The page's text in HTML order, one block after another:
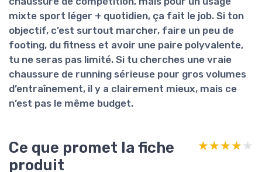
mixte sport léger + quotidien, ça fait le job. Si ton
objectif, c’est surtout marcher, faire un peu de
footing, du fitness et avoir une paire polyvalente,
tu ne seras pas limité. Si tu cherches une vraie
chaussure de running sérieuse pour gros volumes
d’entraînement, il y a clairement mieux, mais ce
n’est pas le même budget.
Ce que promet la fiche
produit
★★★★★
★★★★★